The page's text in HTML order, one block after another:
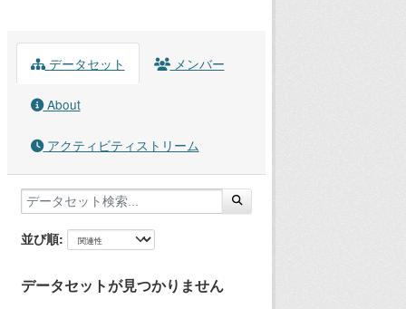
データセット メンバー
About
アクティビティストリーム
並び順
データセットが見つかりません